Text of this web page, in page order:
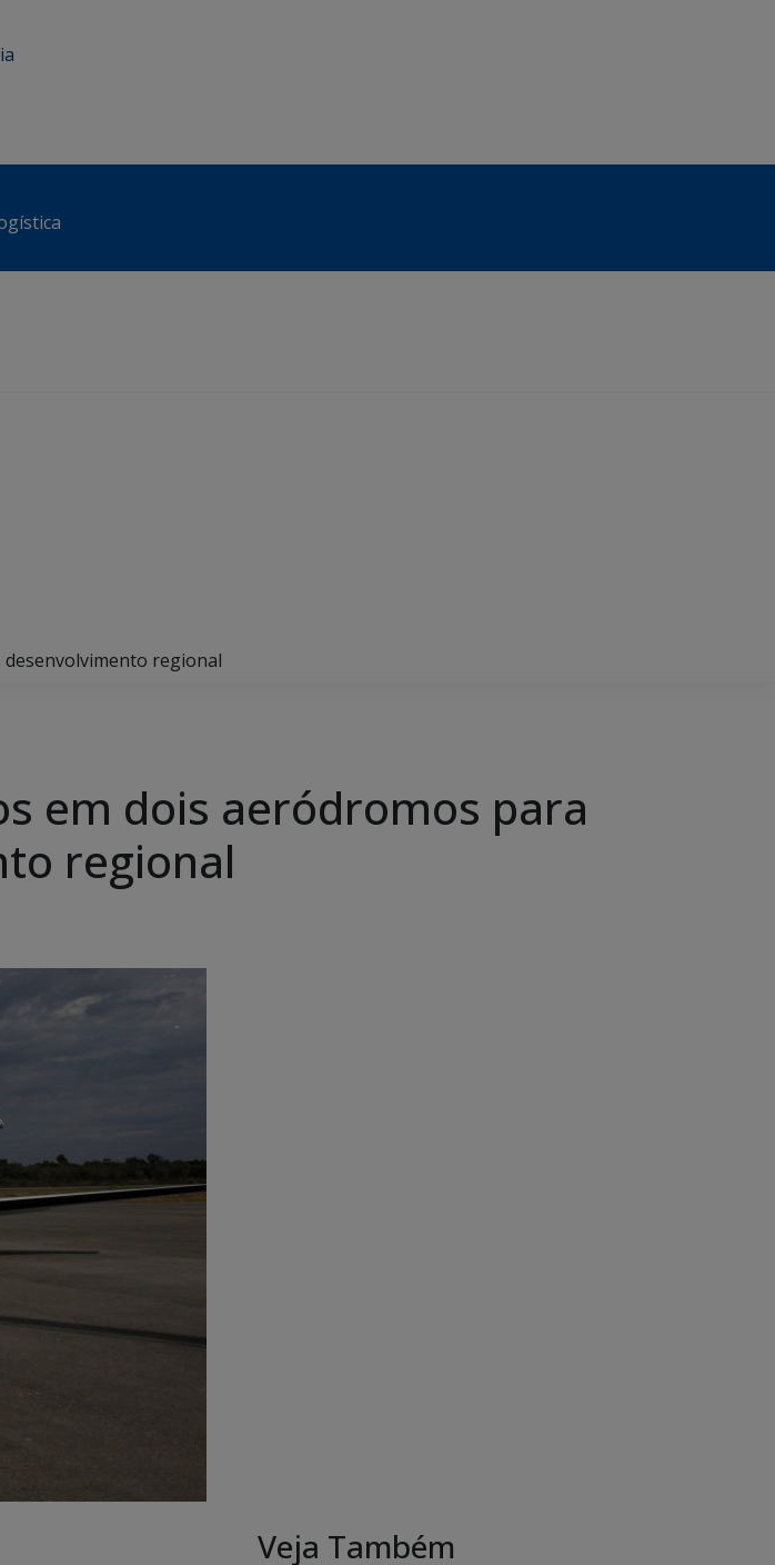
desenvolvimento regional
em dois aeródromos para
regional
Veja Também